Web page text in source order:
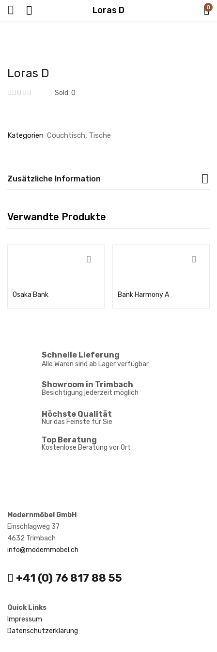
Loras D 0
Loras D
Sold: 0
Kategorien Couchtisch Tische
Zusätzliche Information
Verwandte Produkte
Osaka Bank Bank Harmony A
Schnelle Lieferung
Alle Waren sind ab Lager verfügbar
Showroom in Trimbach
Besichtigung jederzeit möglich
Höchste Qualität
Nur das Feinste für Sie
Top Beratung
Kostenlose Beratung vor Ort
Modernmöbel GmbH
Einschlagweg 37
4632 Trimbach
info@modernmobel.ch
+41 (0) 76 817 88 55
Quick Links
Impressum
Datenschutzerklärung